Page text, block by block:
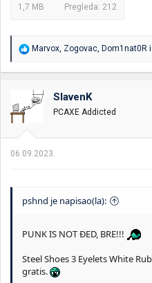
1,7 MB Pregleda: 212
R
o
v
:
Marvox Zogovac Dom1nat0R
SlavenK
PCAXE Addicted
06.09.2023.
pshnd je napisao(la):
PUNK IS NOT ĐED, BRE!!!
Steel Shoes 3 Eyelets White
gratis.